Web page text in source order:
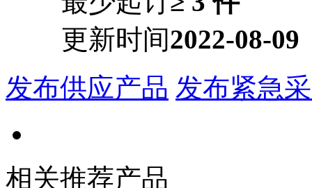
更新时间2022-08-09
发布供应产品 发布紧急
相关推荐产品